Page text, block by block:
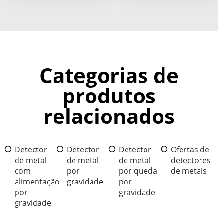
Categorias de
produtos
relacionados
Detector
de metal
com
alimentação
por
gravidade
Detector
de metal
por
gravidade
Detector
de metal
por queda
por
gravidade
Ofertas de
detectores
de metais